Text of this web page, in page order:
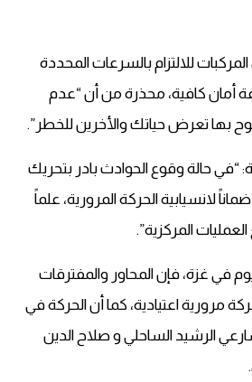
للالتزام بالسرعات المحددة
أمان كافية، محذرة من أن “عدم
بها تعرض حياتك والأخرين للخطر”.
“في حالة وقوع الحوادث بادر بتحريك
لانسيابية الحركة المرورية، علماً
المركزية”.
في غزة، فإن المحاور والمفترقات
مرورية اعتيادية، كما أن الحركة في
الرشيد الساحلي و صلاح الدين